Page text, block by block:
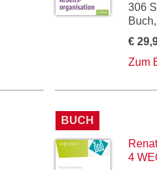
306
€
Zum
BUCH
4